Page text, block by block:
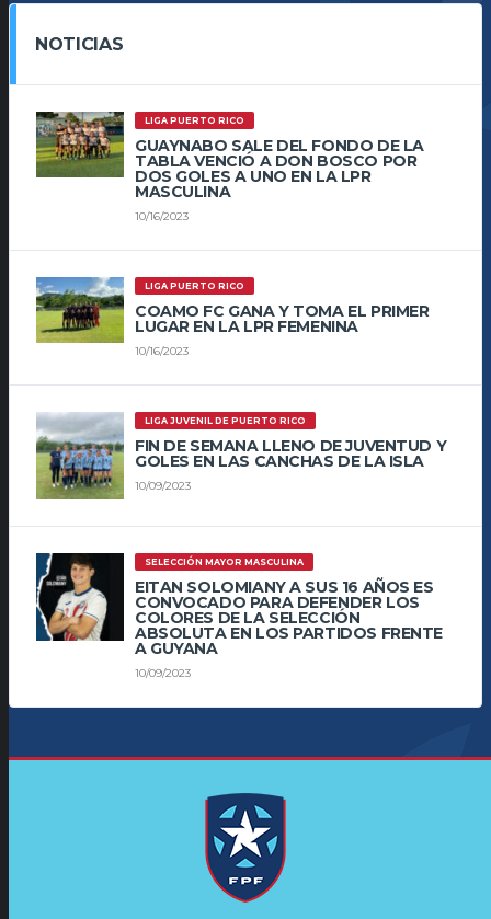
NOTICIAS
LIGA PUERTO RICO
GUAYNABO SALE DEL FONDO DE LA
TABLA VENCIÓ A DON BOSCO POR
DOS GOLES A UNO EN LA LPR
MASCULINA
10/16/2023
LIGA PUERTO RICO
COAMO FC GANA Y TOMA EL PRIMER
LUGAR EN LA LPR FEMENINA
10/16/2023
LIGA JUVENIL DE PUERTO RICO
FIN DE SEMANA LLENO DE JUVENTUD Y
GOLES EN LAS CANCHAS DE LA ISLA
10/09/2023
SELECCIÓN MAYOR MASCULINA
EITAN SOLOMIANY A SUS 16 AÑOS ES
CONVOCADO PARA DEFENDER LOS
COLORES DE LA SELECCIÓN
ABSOLUTA EN LOS PARTIDOS FRENTE
A GUYANA
10/09/2023